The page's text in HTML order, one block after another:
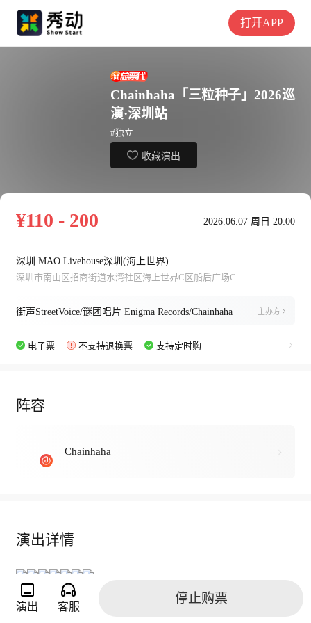
打开APP
Chainhaha「三粒种子」2026巡
演·深圳站
#独立
收藏演出
¥110 - 200 2026.06.07 周日 20:00
深圳 MAO Livehouse深圳(海上世界)
深圳市南山区招商街道水湾社区海上世界C区船后广场C-L2005A、C-L3002A
街声StreetVoice/谜团唱片 Enigma Records/Chainhaha 主办方
电子票 不支持退换票 支持定时购
阵容
Chainhaha
演出详情
演出 客服
停止购票